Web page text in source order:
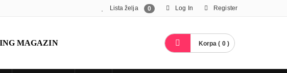
Lista želja 0 Log In Register
MAGAZIN Korpa ( 0 )